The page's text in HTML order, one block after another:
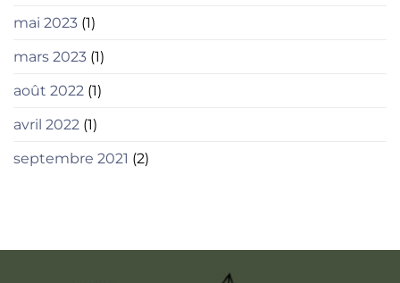
mai 2023 (1)
mars 2023 (1)
août 2022 (1)
avril 2022 (1)
septembre 2021 (2)